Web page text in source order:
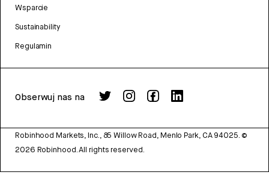
Wsparcie
Sustainability
Regulamin
Obserwuj nas na
Robinhood Markets, Inc., 85 Willow Road, Menlo Park, CA 94025. ©
2026 Robinhood. All rights reserved.